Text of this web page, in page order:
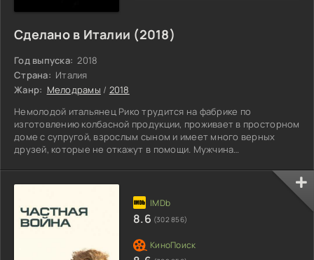
Сделано в Италии (2018)
Год выпуска: 2018
Страна: Италия
Жанр: Мелодрамы / 2018
Немолодой итальянец Рико трудится на фабрике по
изготовлению колбасной продукции, проживает в просторном
доме с супругой, взрослым сыном и имеет много верных
друзей, которые не откажут в помощи. Мужчина
лучшим образом. Молоденькая Сара с недовольным видом
сообщает возлюбленному, что собирается улететь в Милан, а
отпрыск отказывается переезжать на квартиру, боясь, что не
потянет оплату за аренду. В семье случается нехватка
финансов, а именно
8.6 (302 856)